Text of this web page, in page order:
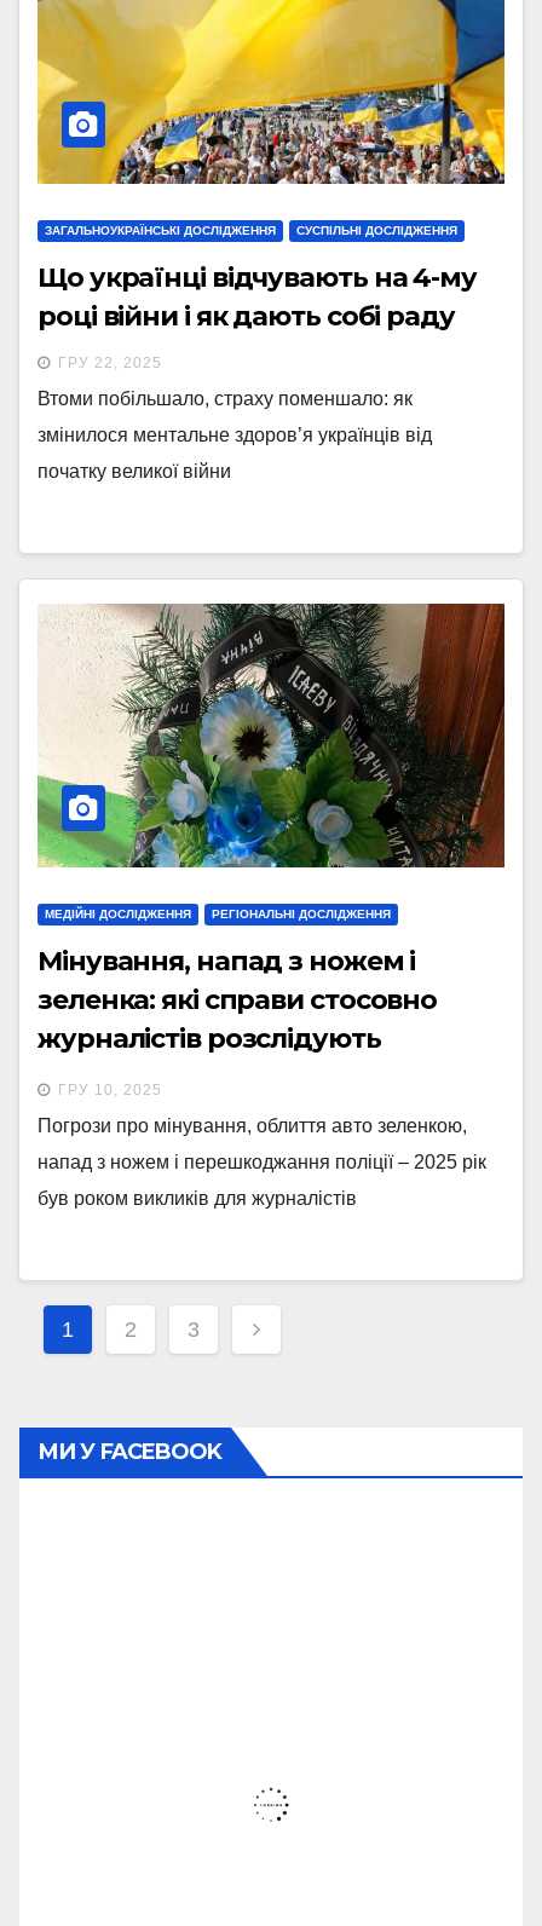
ЗАГАЛЬНОУКРАЇНСЬКІ ДОСЛІДЖЕННЯ СУСПІЛЬНІ ДОСЛІДЖЕННЯ
Що українці відчувають на 4-му
році війни і як дають собі раду
ГРУ 22, 2025
Втоми побільшало, страху поменшало: як
змінилося ментальне здоров’я українців від
початку великої війни
МЕДІЙНІ ДОСЛІДЖЕННЯ РЕГІОНАЛЬНІ ДОСЛІДЖЕННЯ
Мінування, напад з ножем і
зеленка: які справи стосовно
журналістів розслідують
рівненські правоохоронці
ГРУ 10, 2025
Погрози про мінування, облиття авто зеленкою,
напад з ножем і перешкоджання поліції – 2025 рік
був роком викликів для журналістів
Навігація
записів
1 2 3
МИ У FACEBOOK